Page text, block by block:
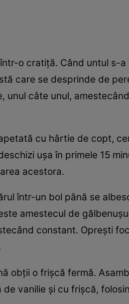
o cratiță. Când untul s-
care se desprinde de
unul câte unul,
cu hârtie de copt,
ușa în primele 15
acestora.
într-un bol până se
amestecul de
constant. Oprești
obții o frișcă fermă.
vanilie și cu frișcă,